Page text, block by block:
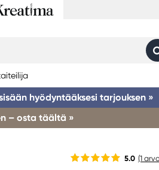
hyödyntääksesi tarjouksen »
– osta täältä »
5.0 (1